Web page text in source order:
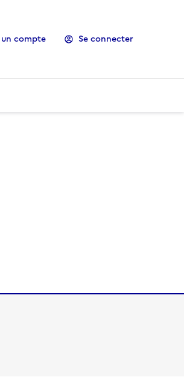
compte Se connecter